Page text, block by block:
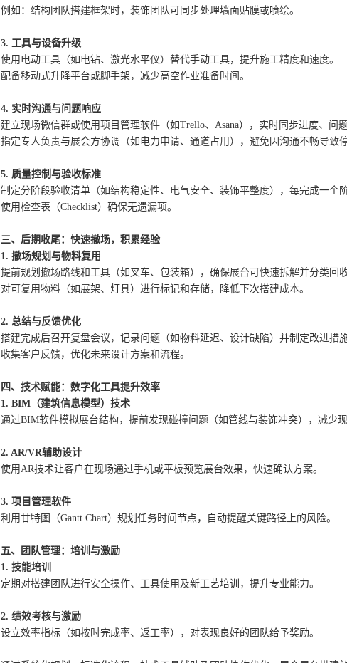
例如：结构团队搭建框架时，装饰团队可同步处理墙面贴膜或喷绘。
3. 工具与设备升级
使用电动工具（如电钻、激光水平仪）替代手动工具，提升施工精度和速度。
配备移动式升降平台或脚手架，减少高空作业准备时间。
4. 实时沟通与问题响应
建立现场微信群或使用项目管理软件（如Trello、Asana），实时同步进度、问
指定专人负责与展会方协调（如电力申请、通道占用），避免因沟通不畅导致停
5. 质量控制与验收标准
制定分阶段验收清单（如结构稳定性、电气安全、装饰平整度），每完成一个
使用检查表（Checklist）确保无遗漏项。
三、后期收尾：快速撤场，积累经验
1. 撤场规划与物料复用
提前规划撤场路线和工具（如叉车、包装箱），确保展台可快速拆解并分类回收
对可复用物料（如展架、灯具）进行标记和存储，降低下次搭建成本。
2. 总结与反馈优化
搭建完成后召开复盘会议，记录问题（如物料延迟、设计缺陷）并制定改进措施
收集客户反馈，优化未来设计方案和流程。
四、技术赋能：数字化工具提升效率
1. BIM（建筑信息模型）技术
通过BIM软件模拟展台结构，提前发现碰撞问题（如管线与装饰冲突），减少现
2. AR/VR辅助设计
使用AR技术让客户在现场通过手机或平板预览展台效果，快速确认方案。
3. 项目管理软件
利用甘特图（Gantt Chart）规划任务时间节点，自动提醒关键路径上的风险。
五、团队管理：培训与激励
1. 技能培训
定期对搭建团队进行安全操作、工具使用及新工艺培训，提升专业能力。
2. 绩效考核与激励
设立效率指标（如按时完成率、返工率），对表现良好的团队给予奖励。